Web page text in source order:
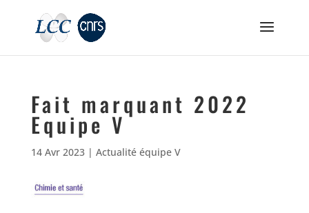
Fait marquant 2022
Equipe V
14 Avr 2023| Actualité équipe V